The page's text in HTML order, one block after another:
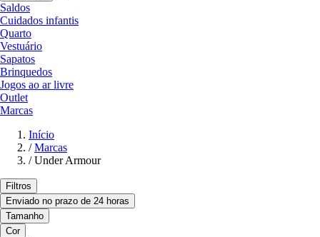
Saldos
Cuidados infantis
Quarto
Vestuário
Sapatos
Brinquedos
Jogos ao ar livre
Outlet
Marcas
Início
/ Marcas
/ Under Armour
Filtros
Enviado no prazo de 24 horas
Tamanho
Cor